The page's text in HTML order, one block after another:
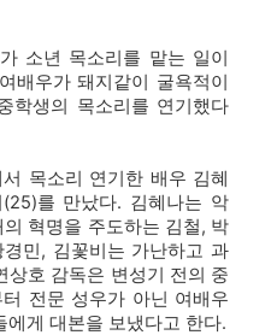
소년 목소리를 맡는 일이
배우가 돼지같이 굴욕적이
학생의 목소리를 연기했다
목소리 연기한 배우 김혜
를 만났다. 김혜나는 악
혁명을 주도하는 김철, 박
민, 김꽃비는 가난하고 과
상호 감독은 변성기 전의 중
전문 성우가 아닌 여배우
게 대본을 보냈다고 한다.